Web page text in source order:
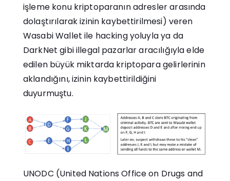
işleme konu kriptoparanın adresler arasında
dolaştırılarak izinin kaybettirilmesi) veren
Wasabi Wallet ile hacking yoluyla ya da
DarkNet gibi illegal pazarlar aracılığıyla elde
edilen büyük miktarda kriptopara gelirlerinin
aklandığını, izinin kaybettirildiğini
duyurmuştu.
UNODC (United Nations Office on Drugs and